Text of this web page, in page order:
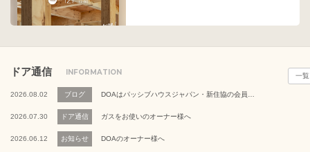
ドア通信 INFORMATION 一
2026.08.02 ブログ
2026.07.30 ドア通信 ガスをお使いのオーナー様へ
2026.06.12 お知らせ DOAのオーナー様へ